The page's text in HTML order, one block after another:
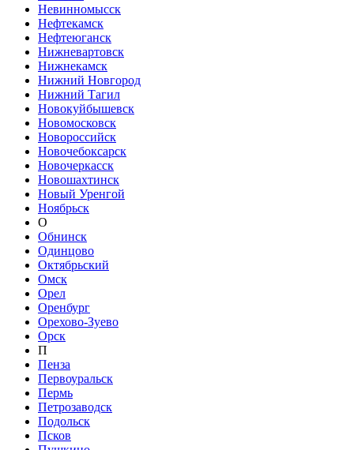
Невинномысск
Нефтекамск
Нефтеюганск
Нижневартовск
Нижнекамск
Нижний Новгород
Нижний Тагил
Новокуйбышевск
Новомосковск
Новороссийск
Новочебоксарск
Новочеркасск
Новошахтинск
Новый Уренгой
Ноябрьск
О
Обнинск
Одинцово
Октябрьский
Омск
Орел
Оренбург
Орехово-Зуево
Орск
П
Пенза
Первоуральск
Пермь
Петрозаводск
Подольск
Псков